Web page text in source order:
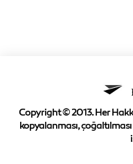
Copyright © 2013. Her
kopyalanması,